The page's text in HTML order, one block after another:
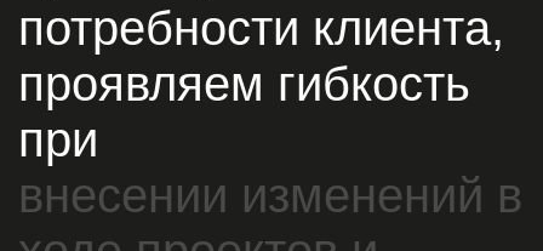
потребности клиента,
проявляем гибкость
при
внесении изменений в